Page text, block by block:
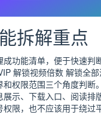
拆解重点
成功能清单，便于快速判
解锁视频倍数 解锁全
和权限范围三个角度判断
示、下载入口、阅读排
限，也不应该用于绕过